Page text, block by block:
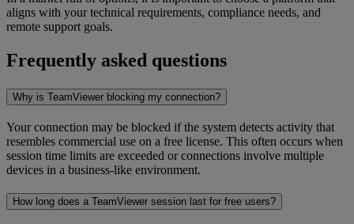
aligns with your technical requirements, compliance needs, and
remote support goals.
Frequently asked questions
Why is TeamViewer blocking my connection?
Your connection may be blocked if the system detects activity that
resembles commercial use on a free license. This often occurs when
session time limits are exceeded or connections involve multiple
devices in a business-like environment.
How long does a TeamViewer session last for free users?